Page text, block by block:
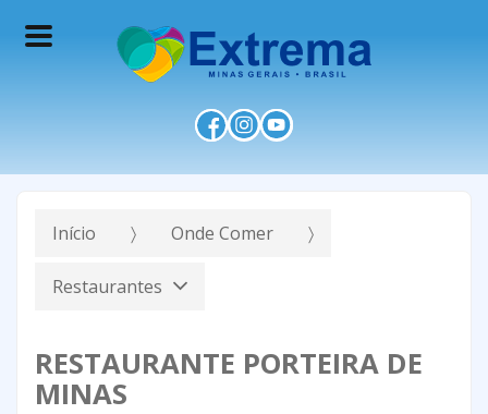
Início Onde Comer
Restaurantes
RESTAURANTE PORTEIRA DE
MINAS